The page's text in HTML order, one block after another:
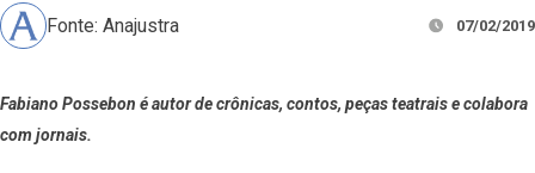
Fonte: Anajustra 07/02/2019
Fabiano Possebon é autor de crônicas, contos, peças teatrais e colabora
com jornais.